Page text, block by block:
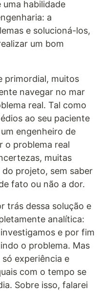
habilidade
a
e solucioná-los,
um bom
primordial, muitos
navegar no mar
real. Tal como
ao seu paciente
engenheiro de
o problema real
muitas
projeto, sem saber
fato ou não a dor.
trás dessa solução e
analítica:
e por fim
o problema. Mas
experiência e
com o tempo se
Sobre isso, falarei